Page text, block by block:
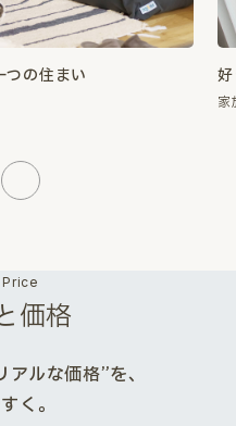
れる暮らし。
家
価格
ルな価格”を、
く。